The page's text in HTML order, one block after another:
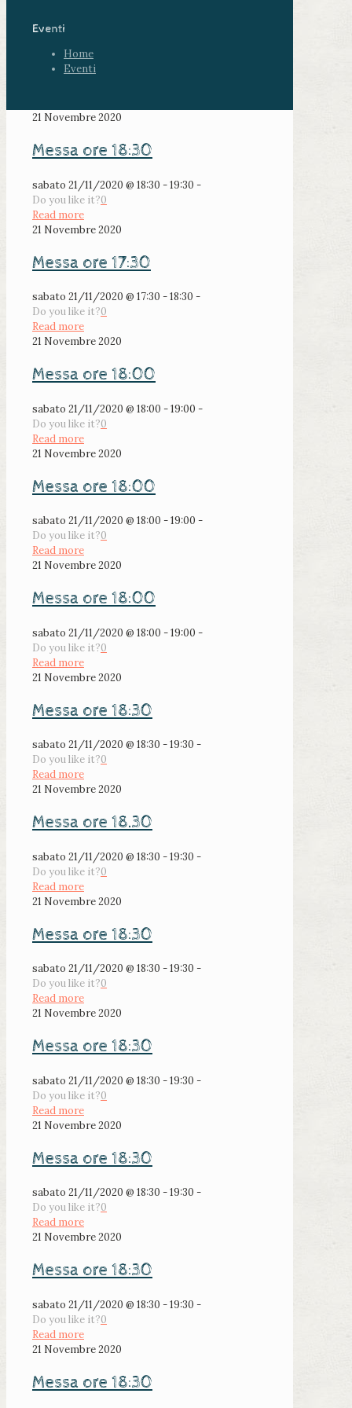
Eventi
Home
Eventi
21 Novembre 2020
Messa ore 18:30
sabato 21/11/2020 @ 18:30 - 19:30 -
Do you like it?0
Read more
21 Novembre 2020
Messa ore 17:30
sabato 21/11/2020 @ 17:30 - 18:30 -
Do you like it?0
Read more
21 Novembre 2020
Messa ore 18:00
sabato 21/11/2020 @ 18:00 - 19:00 -
Do you like it?0
Read more
21 Novembre 2020
Messa ore 18:00
sabato 21/11/2020 @ 18:00 - 19:00 -
Do you like it?0
Read more
21 Novembre 2020
Messa ore 18:00
sabato 21/11/2020 @ 18:00 - 19:00 -
Do you like it?0
Read more
21 Novembre 2020
Messa ore 18:30
sabato 21/11/2020 @ 18:30 - 19:30 -
Do you like it?0
Read more
21 Novembre 2020
Messa ore 18.30
sabato 21/11/2020 @ 18:30 - 19:30 -
Do you like it?0
Read more
21 Novembre 2020
Messa ore 18:30
sabato 21/11/2020 @ 18:30 - 19:30 -
Do you like it?0
Read more
21 Novembre 2020
Messa ore 18:30
sabato 21/11/2020 @ 18:30 - 19:30 -
Do you like it?0
Read more
21 Novembre 2020
Messa ore 18:30
sabato 21/11/2020 @ 18:30 - 19:30 -
Do you like it?0
Read more
21 Novembre 2020
Messa ore 18:30
sabato 21/11/2020 @ 18:30 - 19:30 -
Do you like it?0
Read more
21 Novembre 2020
Messa ore 18:30